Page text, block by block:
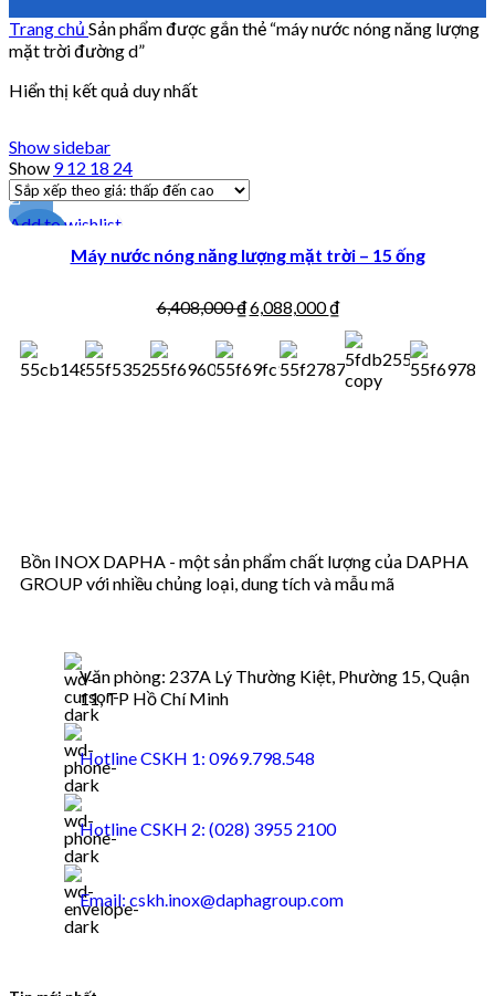
Trang chủ Sản phẩm được gắn thẻ “máy nước nóng năng lượng
mặt trời đường d”
Hiển thị kết quả duy nhất
Show sidebar
Show 912 18 24
Add to wishlist
Máy nước nóng năng lượng mặt trời – 15 ống
6,408,000₫6,088,000₫
Bồn INOX DAPHA - một sản phẩm chất lượng của DAPHA
GROUP với nhiều chủng loại, dung tích và mẫu mã
Văn phòng: 237A Lý Thường Kiệt, Phường 15, Quận
11, TP Hồ Chí Minh
Hotline CSKH 1: 0969.798.548
Hotline CSKH 2: (028) 3955 2100
Email: cskh.inox@daphagroup.com